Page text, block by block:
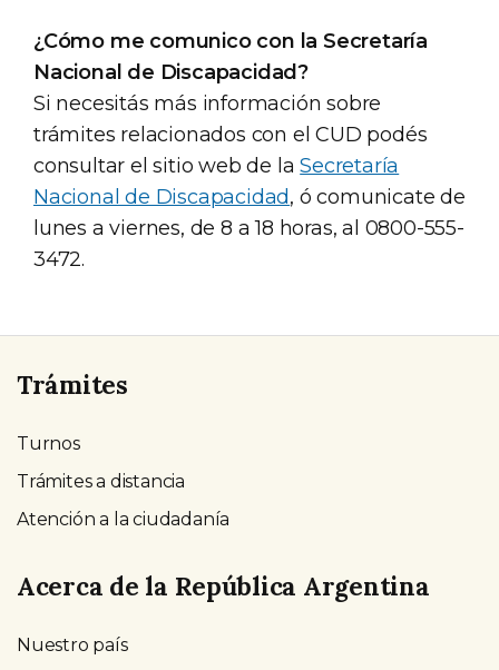
¿Cómo me comunico con la Secretaría
Nacional de Discapacidad?
Si necesitás más información sobre
trámites relacionados con el CUD podés
consultar el sitio web de laSecretaría
Nacional de Discapacidad, ó comunicate de
lunes a viernes, de 8 a 18 horas, al 0800-555-
3472.
Trámites
Turnos
Trámites a distancia
Atención a la ciudadanía
Acerca de la República Argentina
Nuestro país